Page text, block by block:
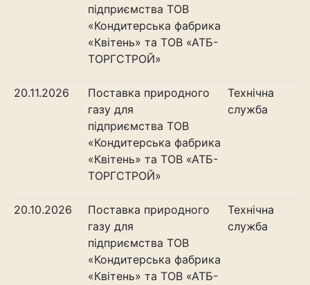
підприємства ТОВ
«Кондитерська фабрика
«Квітень» та ТОВ «АТБ-
ТОРГСТРОЙ»
20.11.2026
Поставка природного
газу для
підприємства ТОВ
«Кондитерська фабрика
«Квітень» та ТОВ «АТБ-
ТОРГСТРОЙ»
Технічна
служба
20.10.2026
Поставка природного
газу для
підприємства ТОВ
«Кондитерська фабрика
«Квітень» та ТОВ «АТБ-
Технічна
служба